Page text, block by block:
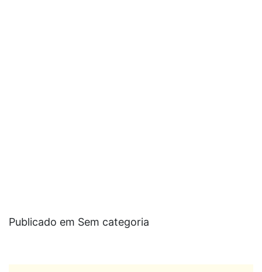
Publicado em Sem categoria